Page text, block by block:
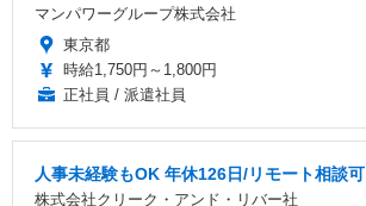
マンパワーグループ株式会社
東京都
時給1,750円～1,800円
正社員 / 派遣社員
人事未経験もOK 年休126日/リモート相談可
株式会社クリーク・アンド・リバー社